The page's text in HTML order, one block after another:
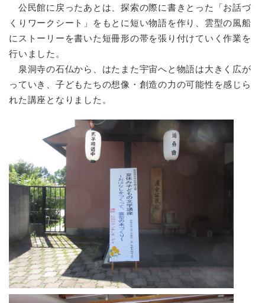
公民館に戻ったあとは、探索の際に書きとった「お話づ
くりワークシート」をもとに短い物語を作り、雲型の風船
にストーリーを書いた短冊形の帯を張り付けていく作業を
行いました。
泉洞寺の石仏から、はたまた宇宙へと物語は大きく広が
っていき、子どもたちの想像・創造の力の可能性を感じら
れた講座となりました。